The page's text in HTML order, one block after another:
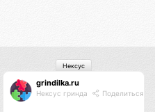
grindilka.ru
Нексус гринда Поделиться
Нексус